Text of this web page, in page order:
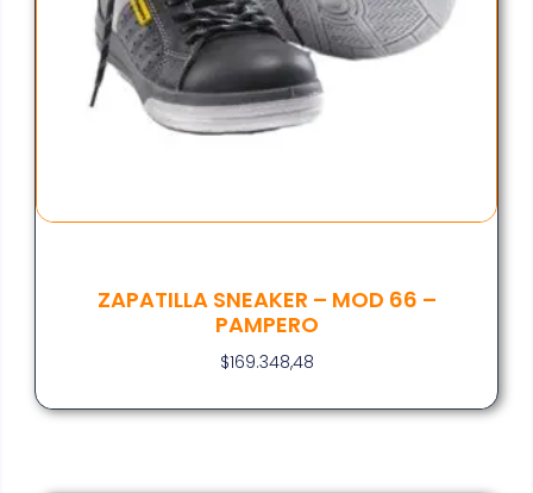
ZAPATILLA SNEAKER – MOD 66 –
PAMPERO
$169.348,48